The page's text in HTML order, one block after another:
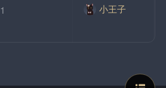
1 小王子